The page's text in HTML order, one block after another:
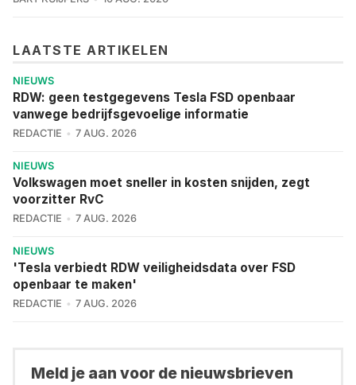
LAATSTE ARTIKELEN
NIEUWS
RDW: geen testgegevens Tesla FSD openbaar
vanwege bedrijfsgevoelige informatie
REDACTIE 7 AUG. 2026
NIEUWS
Volkswagen moet sneller in kosten snijden, zegt
voorzitter RvC
REDACTIE 7 AUG. 2026
NIEUWS
'Tesla verbiedt RDW veiligheidsdata over FSD
openbaar te maken'
REDACTIE 7 AUG. 2026
Meld je aan voor de nieuwsbrieven